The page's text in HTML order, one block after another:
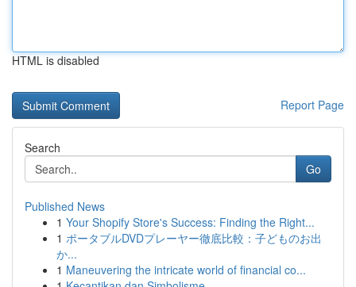
HTML is disabled
Report Page
Search
Go
Published News
1 Your Shopify Store's Success: Finding the Right...
1 ポータブルDVDプレーヤー徹底比較：子どものお出
か...
1 Maneuvering the intricate world of financial co...